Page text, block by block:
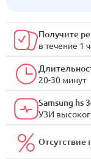
Получите
в течение 1
20-30 минут
Samsung hs
УЗИ
Отсутствие